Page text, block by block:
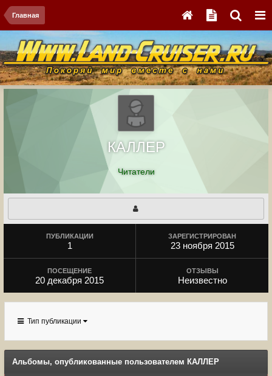
Главная
КАЛЛЕР
Читатели
ПУБЛИКАЦИИ
1
ЗАРЕГИСТРИРОВАН
23 ноября 2015
ПОСЕЩЕНИЕ
20 декабря 2015
ОТЗЫВЫ
Неизвестно
Тип публикации
Альбомы, опубликованные пользователем КАЛЛЕР